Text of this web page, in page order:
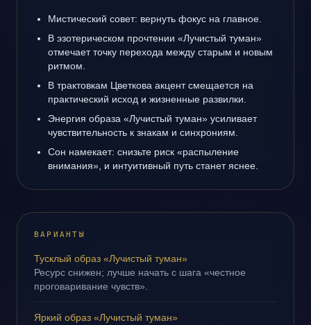
Мистический совет: вернуть фокус на главное.
В эзотерическом прочтении «Лучистый туман»
отмечает точку перехода между старым и новым
ритмом.
В трактовкам Цветкова акцент смещается на
практический исход и жизненные развилки.
Энергия образа «Лучистый туман» усиливает
чувствительность к знакам и синхрониям.
Сон намекает: снизьте риск «распыление
внимания», и интуитивный путь станет яснее.
ВАРИАНТЫ
Тусклый образ «Лучистый туман»
Ресурс снижен; лучше начать с шага «честное
проговаривание чувств».
Яркий образ «Лучистый туман»